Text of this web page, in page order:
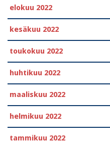
elokuu 2022
kesäkuu 2022
toukokuu 2022
huhtikuu 2022
maaliskuu 2022
helmikuu 2022
tammikuu 2022